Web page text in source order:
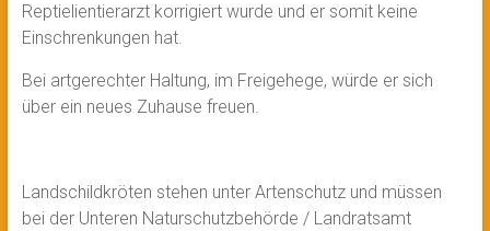
Reptielientierarzt korrigiert wurde und er somit keine
Einschrenkungen hat.
Bei artgerechter Haltung, im Freigehege, würde er sich
über ein neues Zuhause freuen.
Landschildkröten stehen unter Artenschutz und müssen
bei der Unteren Naturschutzbehörde / Landratsamt